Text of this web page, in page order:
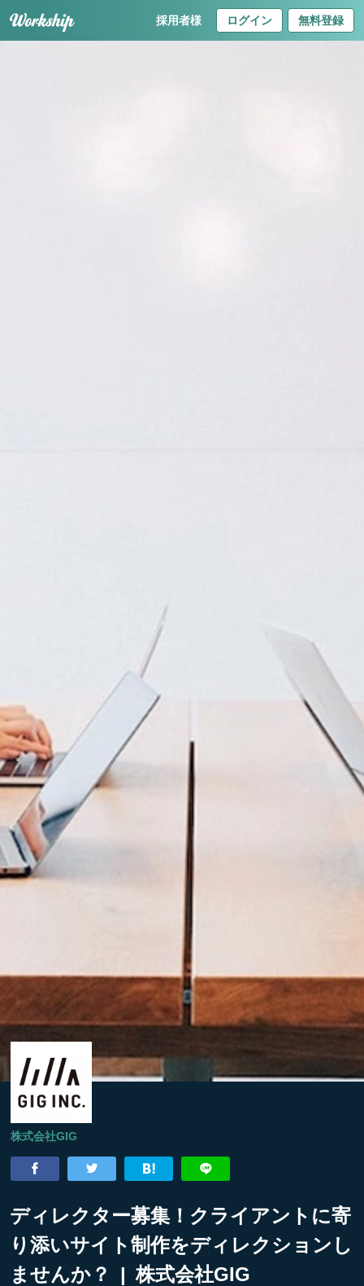
採用者様 ログイン 無料登録
株式会社GIG
ディレクター募集！クライアントに寄
り添いサイト制作をディレクションし
ませんか？ | 株式会社GIG